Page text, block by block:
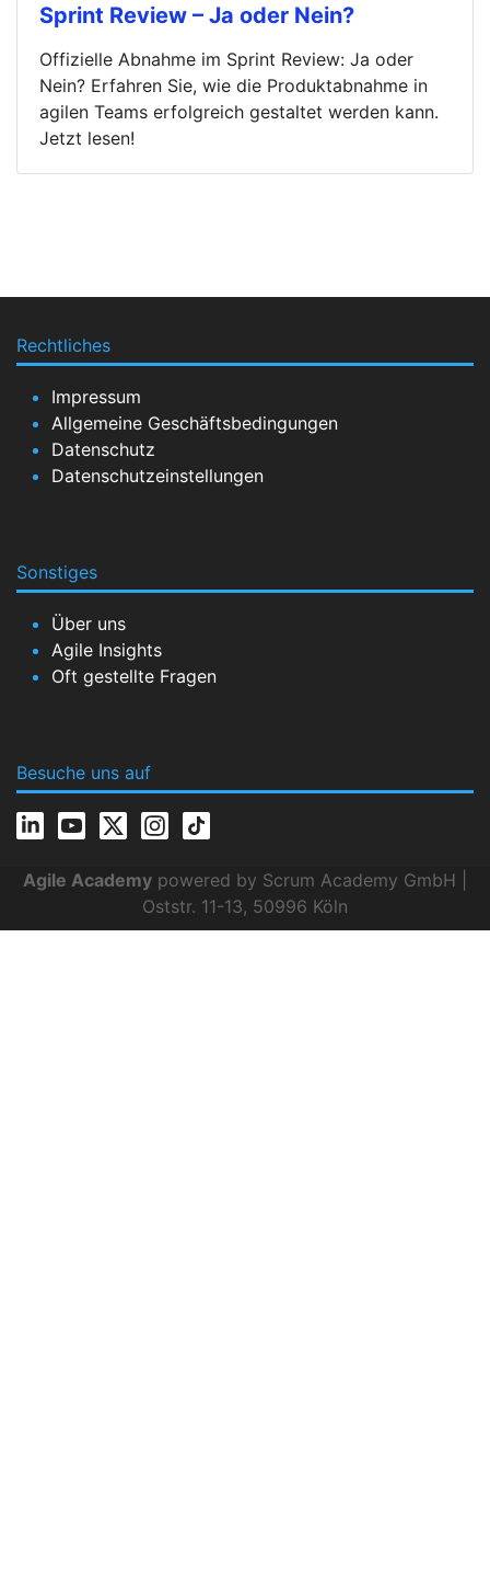
Sprint Review – Ja oder Nein?
Offizielle Abnahme im Sprint Review: Ja oder
Nein? Erfahren Sie, wie die Produktabnahme in
agilen Teams erfolgreich gestaltet werden kann.
Jetzt lesen!
Rechtliches
Impressum
Allgemeine Geschäftsbedingungen
Datenschutz
Datenschutzeinstellungen
Sonstiges
Über uns
Agile Insights
Oft gestellte Fragen
Besuche uns auf
Agile Academy powered by Scrum Academy GmbH |
Oststr. 11-13, 50996 Köln